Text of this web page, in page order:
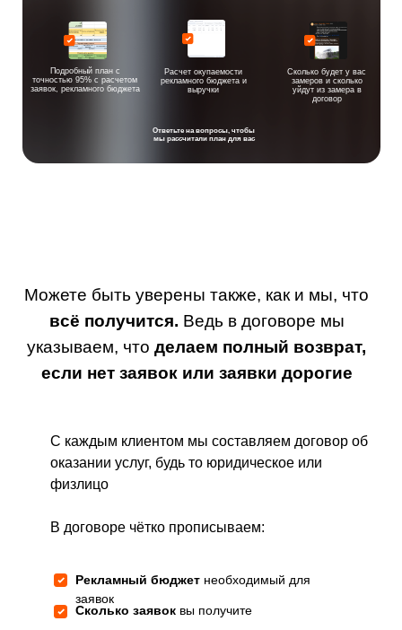
Ответьте на вопросы, чтобы
мы рассчитали план для вас
Подробный план с
точностью 95% с расчетом
заявок, рекламного бюджета
Расчет окупаемости
рекламного бюджета и
выручки
Сколько будет у вас
замеров и сколько
уйдут из замера в
договор
Можете быть уверены также, как и мы, что
всё получится. Ведь в договоре мы
указываем, что делаем полный возврат,
если нет заявок или заявки дорогие
С каждым клиентом мы составляем договор об
оказании услуг, будь то юридическое или
физлицо
В договоре чётко прописываем:
Рекламный бюджет необходимый для
заявок
Сколько заявок вы получите